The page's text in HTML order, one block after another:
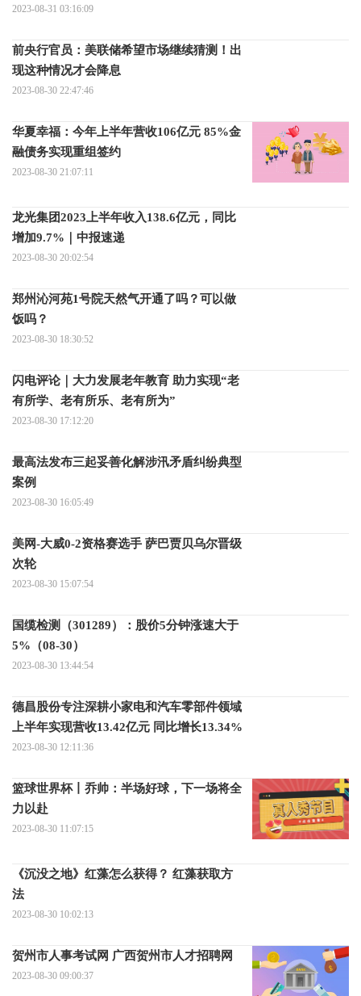
2023-08-31 03:16:09
前央行官员：美联储希望市场继续猜测！出
现这种情况才会降息
2023-08-30 22:47:46
华夏幸福：今年上半年营收106亿元 85%金
融债务实现重组签约
2023-08-30 21:07:11
龙光集团2023上半年收入138.6亿元，同比
增加9.7%｜中报速递
2023-08-30 20:02:54
郑州沁河苑1号院天然气开通了吗？可以做
饭吗？
2023-08-30 18:30:52
闪电评论｜大力发展老年教育 助力实现“老
有所学、老有所乐、老有所为”
2023-08-30 17:12:20
最高法发布三起妥善化解涉汛矛盾纠纷典型
案例
2023-08-30 16:05:49
美网-大威0-2资格赛选手 萨巴贾贝乌尔晋级
次轮
2023-08-30 15:07:54
国缆检测（301289）：股价5分钟涨速大于
5%（08-30）
2023-08-30 13:44:54
德昌股份专注深耕小家电和汽车零部件领域
上半年实现营收13.42亿元 同比增长13.34%
2023-08-30 12:11:36
篮球世界杯丨乔帅：半场好球，下一场将全
力以赴
2023-08-30 11:07:15
《沉没之地》红藻怎么获得？ 红藻获取方
法
2023-08-30 10:02:13
贺州市人事考试网 广西贺州市人才招聘网
2023-08-30 09:00:37